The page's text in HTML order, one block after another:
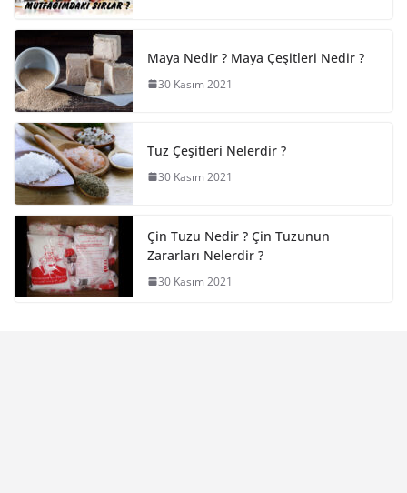
Maya Nedir ? Maya Çeşitleri Nedir ?
30 Kasım 2021
Tuz Çeşitleri Nelerdir ?
30 Kasım 2021
Çin Tuzu Nedir ? Çin Tuzunun
Zararları Nelerdir ?
30 Kasım 2021